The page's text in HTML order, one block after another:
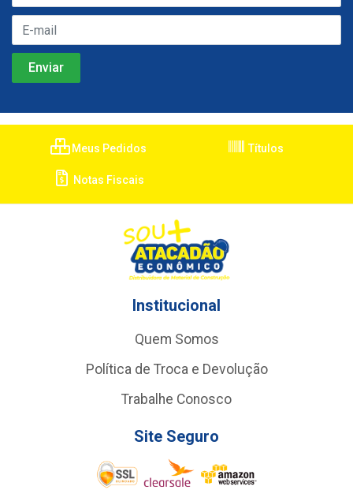
Meus Pedidos Títulos
Notas Fiscais
Institucional
Quem Somos
Política de Troca e Devolução
Trabalhe Conosco
Site Seguro